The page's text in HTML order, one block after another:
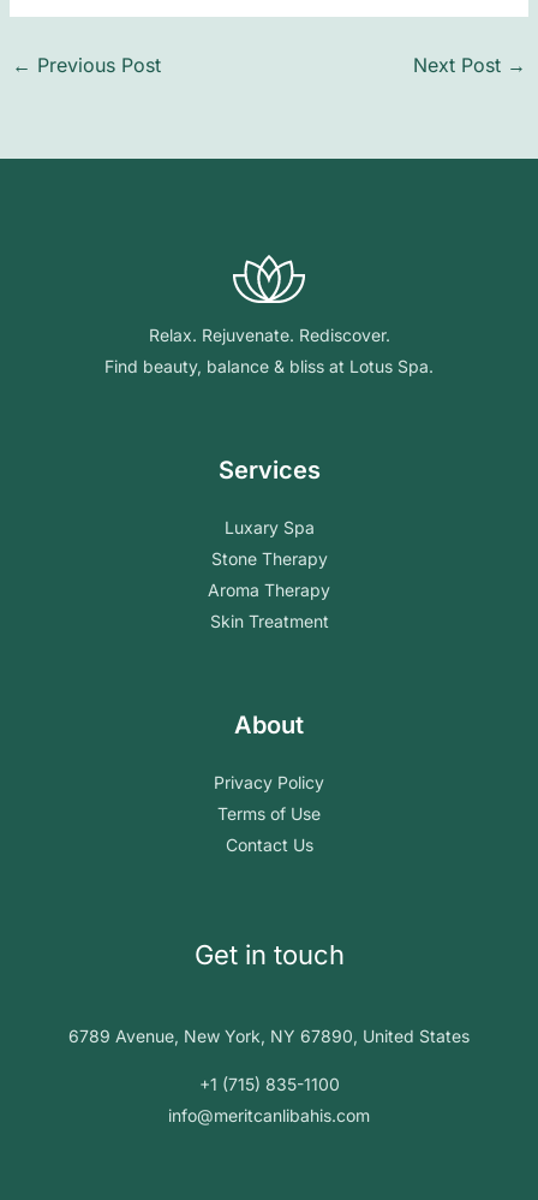
← Previous Post Next Post →
Relax. Rejuvenate. Rediscover.
Find beauty, balance & bliss at Lotus Spa.
Services
Luxary Spa
Stone Therapy
Aroma Therapy
Skin Treatment
About
Privacy Policy
Terms of Use
Contact Us
Get in touch
6789 Avenue, New York, NY 67890, United States
+1 (715) 835-1100
info@meritcanlibahis.com